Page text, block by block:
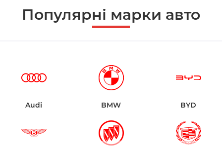
Популярні марки авто
Audi BMW BYD